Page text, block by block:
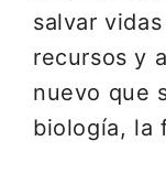
salvar
recursos y
nuevo que
biología, la